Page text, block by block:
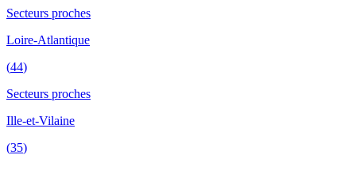
Secteurs proches
Loire-Atlantique
(44)
Secteurs proches
Ille-et-Vilaine
(35)